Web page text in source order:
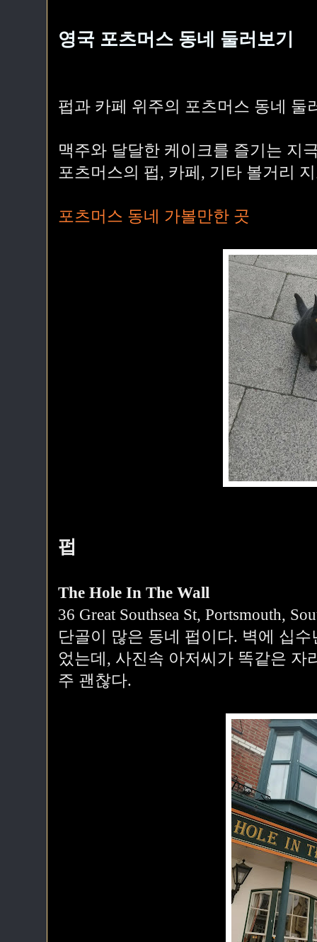
영국 포츠머스 동네 둘러보기
펍과 카페 위주의 포츠머스 동네 둘
맥주와 달달한 케이크를 즐기는 지
포츠머스의 펍, 카페, 기타 볼거리
포츠머스 동네 가볼만한 곳
펍
The Hole In The Wall
36 Great Southsea St, Portsmouth,
단골이 많은 동네 펍이다. 벽에 십
었는데, 사진속 아저씨가 똑같은 자
주 괜찮다.